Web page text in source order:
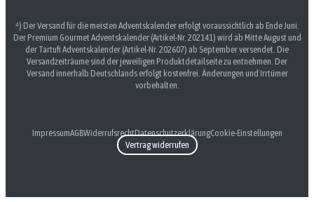
⁴) Der Versand für die meisten Adventskalender erfolgt voraussichtlich ab Ende Juni.
Der Premium Gourmet Adventskalender (Artikel-Nr. 202141) wird ab Mitte August und
der Tartufi Adventskalender (Artikel-Nr. 202607) ab September versendet. Die
Versandzeiträume sind der jeweiligen Produktdetailseite zu entnehmen. Der
Versand innerhalb Deutschlands erfolgt kostenfrei. Änderungen und Irrtümer
vorbehalten.
ImpressumAGBWiderrufsrechtDatenschutzerklärungCookie-Einstellungen
Vertrag widerrufen